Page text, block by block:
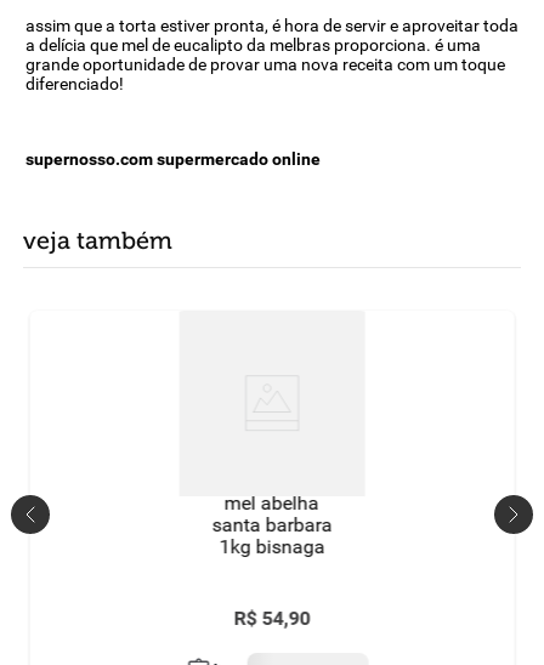
assim que a torta estiver pronta, é hora de servir e aproveitar toda
a delícia que mel de eucalipto da melbras proporciona. é uma
grande oportunidade de provar uma nova receita com um toque
diferenciado!
supernosso.com supermercado online
veja também
mel abelha
santa barbara
1kg bisnaga
R$ 54,90